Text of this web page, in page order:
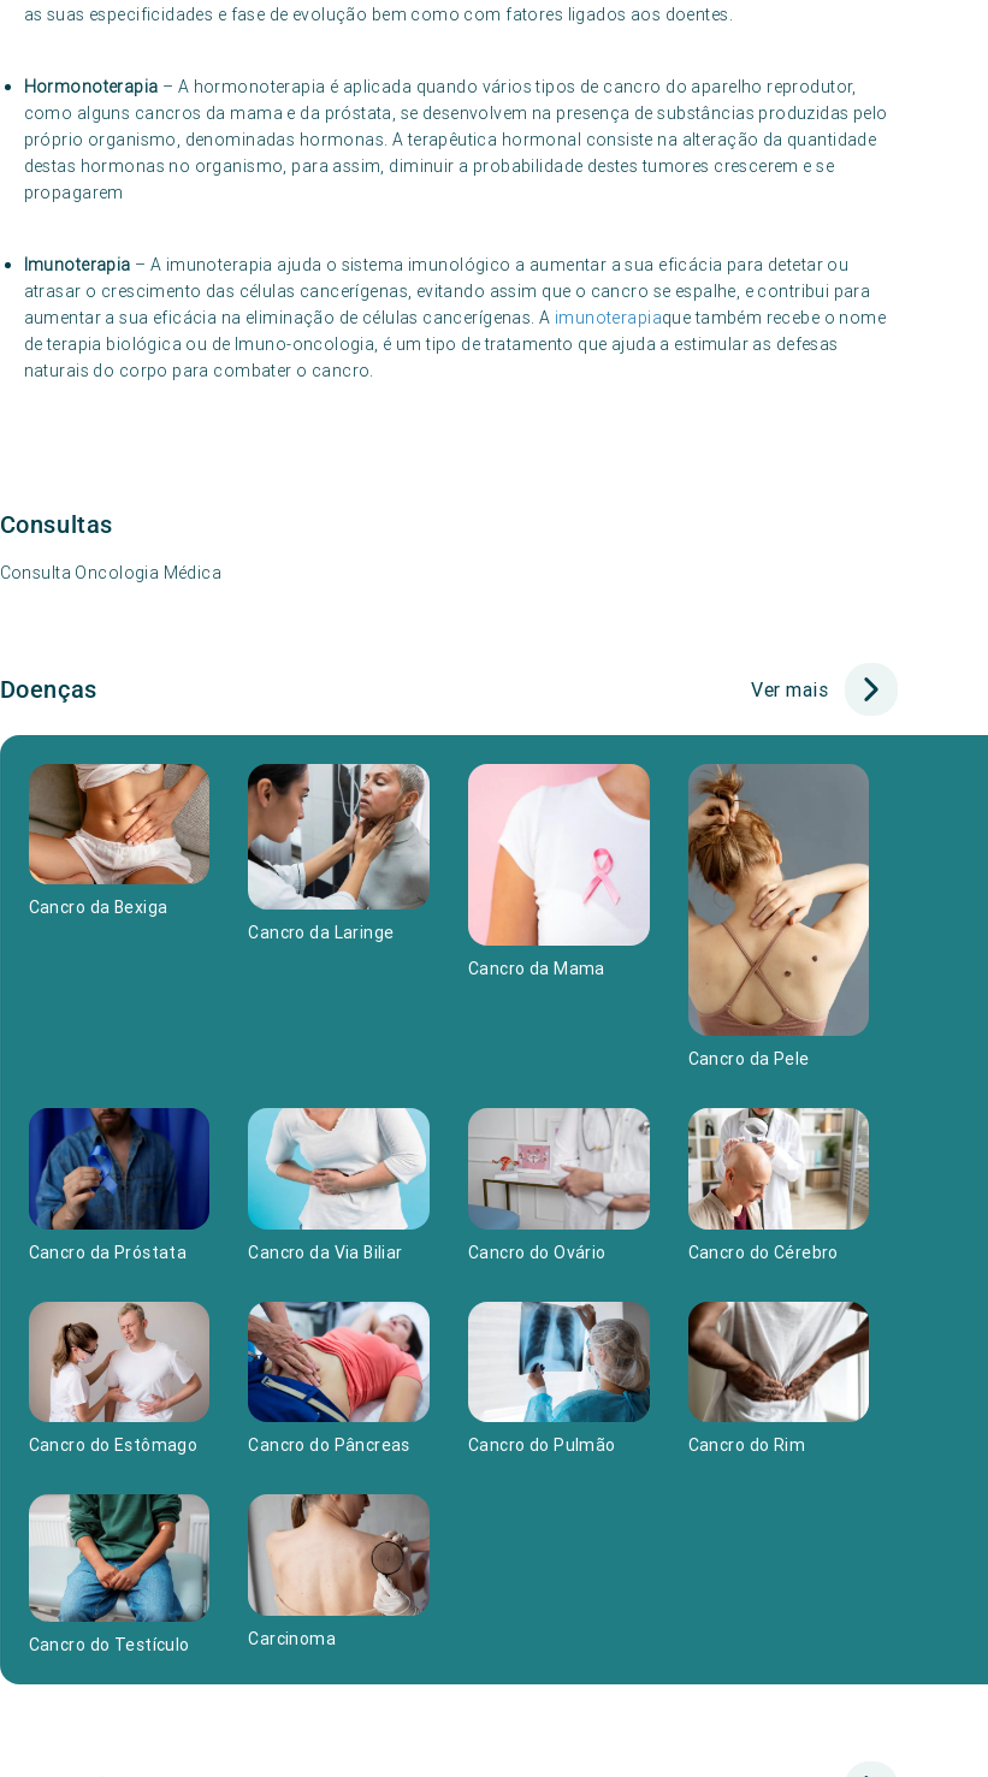
as suas especificidades e fase de evolução bem como com fatores ligados aos doentes.
Hormonoterapia – A hormonoterapia é aplicada quando vários tipos de cancro do aparelho reprodutor,
como alguns cancros da mama e da próstata, se desenvolvem na presença de substâncias produzidas pelo
próprio organismo, denominadas hormonas. A terapêutica hormonal consiste na alteração da quantidade
destas hormonas no organismo, para assim, diminuir a probabilidade destes tumores crescerem e se
propagarem
Imunoterapia – A imunoterapia ajuda o sistema imunológico a aumentar a sua eficácia para detetar ou
atrasar o crescimento das células cancerígenas, evitando assim que o cancro se espalhe, e contribui para
aumentar a sua eficácia na eliminação de células cancerígenas. A imunoterapiaque também recebe o nome
de terapia biológica ou de Imuno-oncologia, é um tipo de tratamento que ajuda a estimular as defesas
naturais do corpo para combater o cancro.
Consultas
Consulta Oncologia Médica
Doenças Ver mais
Cancro da Bexiga
Cancro da Laringe
Cancro da Mama
Cancro da Pele
Cancro da Próstata Cancro da Via Biliar Cancro do Ovário Cancro do Cérebro
Cancro do Estômago Cancro do Pâncreas Cancro do Pulmão Cancro do Rim
Cancro do Testículo Carcinoma